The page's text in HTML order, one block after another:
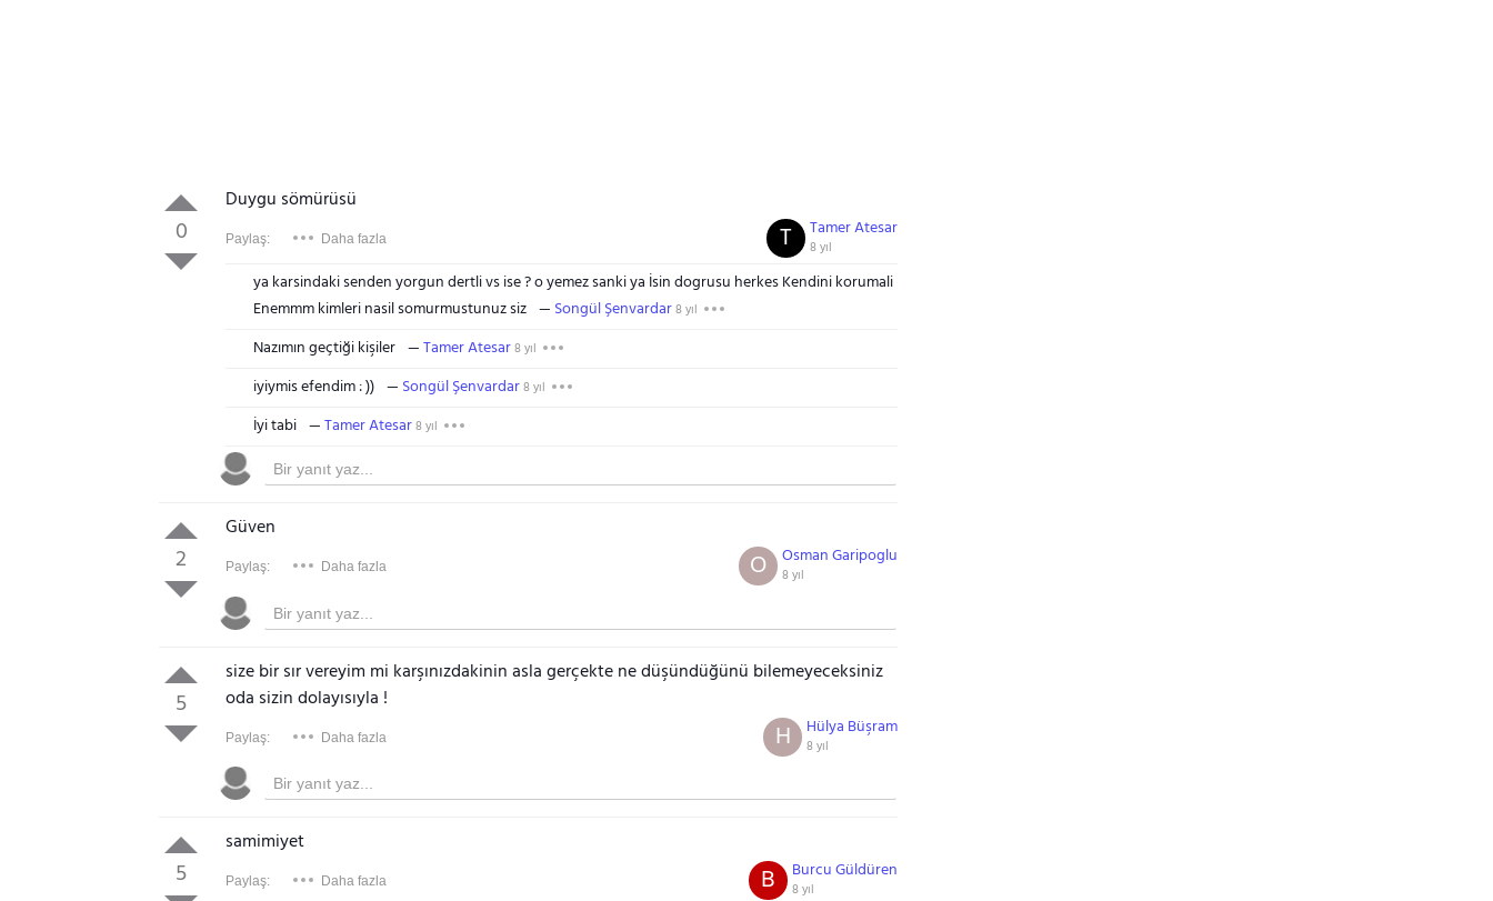
0
Duygu sömürüsü
Paylaş: Daha fazla Tamer Atesar
8 yıl
T
ya karsindaki senden yorgun dertli vs ise ? o yemez sanki ya İsin dogrusu herkes Kendini korumali
Enemmm kimleri nasil somurmustunuz siz
Songül Şenvardar8 yıl
Nazımın geçtiği kişiler Tamer Atesar8 yıl
iyiymis efendim : )) Songül Şenvardar8 yıl
İyi tabi Tamer Atesar8 yıl
2
Güven
Paylaş: Daha fazla Osman Garipoglu
8 yıl
O
5
size bir sır vereyim mi karşınızdakinin asla gerçekte ne düşündüğünü bilemeyeceksiniz
oda sizin dolayısıyla !
Paylaş: Daha fazla Hülya Büşram
8 yıl
H
5
samimiyet
Paylaş: Daha fazla Burcu Güldüren
8 yıl
B